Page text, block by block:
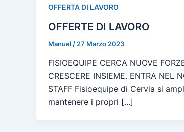
OFFERTA DI LAVORO
OFFERTE DI LAVORO
Manuel / 27 Marzo 2023
FISIOEQUIPE CERCA NUOVE
CRESCERE INSIEME. ENTRA NEL
STAFF Fisioequipe di Cervia si
mantenere i propri [...]